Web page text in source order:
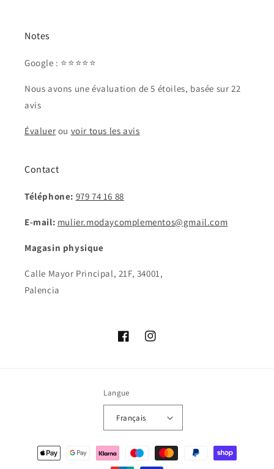
Notes
Google : ⭐⭐⭐⭐⭐
Nous avons une évaluation de 5 étoiles, basée sur 22
avis
Évaluer ou voir tous les avis
Contact
Téléphone: 979 74 16 88
E-mail: mulier.modaycomplementos@gmail.com
Magasin physique
Calle Mayor Principal, 21F, 34001,
Palencia
FacebookInstagram
Langue
Français
Moyens